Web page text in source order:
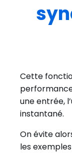
Cette
une entrée,
instantané.
On évite
les